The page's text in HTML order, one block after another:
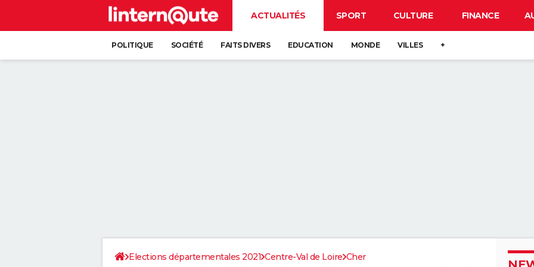
ACTUALITÉS SPORT CULTURE FINANCE
POLITIQUE SOCIÉTÉ FAITS DIVERS EDUCATION MONDE VILLES +
Elections départementales 2021 Centre-Val de Loire Cher